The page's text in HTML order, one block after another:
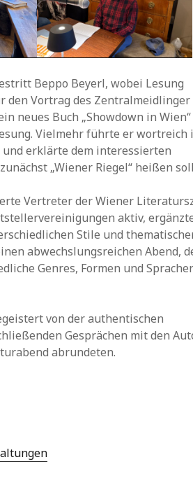
Beppo Beyerl, wobei Lesung
den Vortrag des Zentralmeidlinger
neues Buch „Showdown in
Vielmehr führte er wortreich
und erklärte dem interessierten
„Wiener Riegel“ heißen
Vertreter der Wiener
aktiv,
Stile und
abwechslungsreichen Abend,
Genres, Formen und
von der authentischen
Gesprächen mit den
abrundeten.